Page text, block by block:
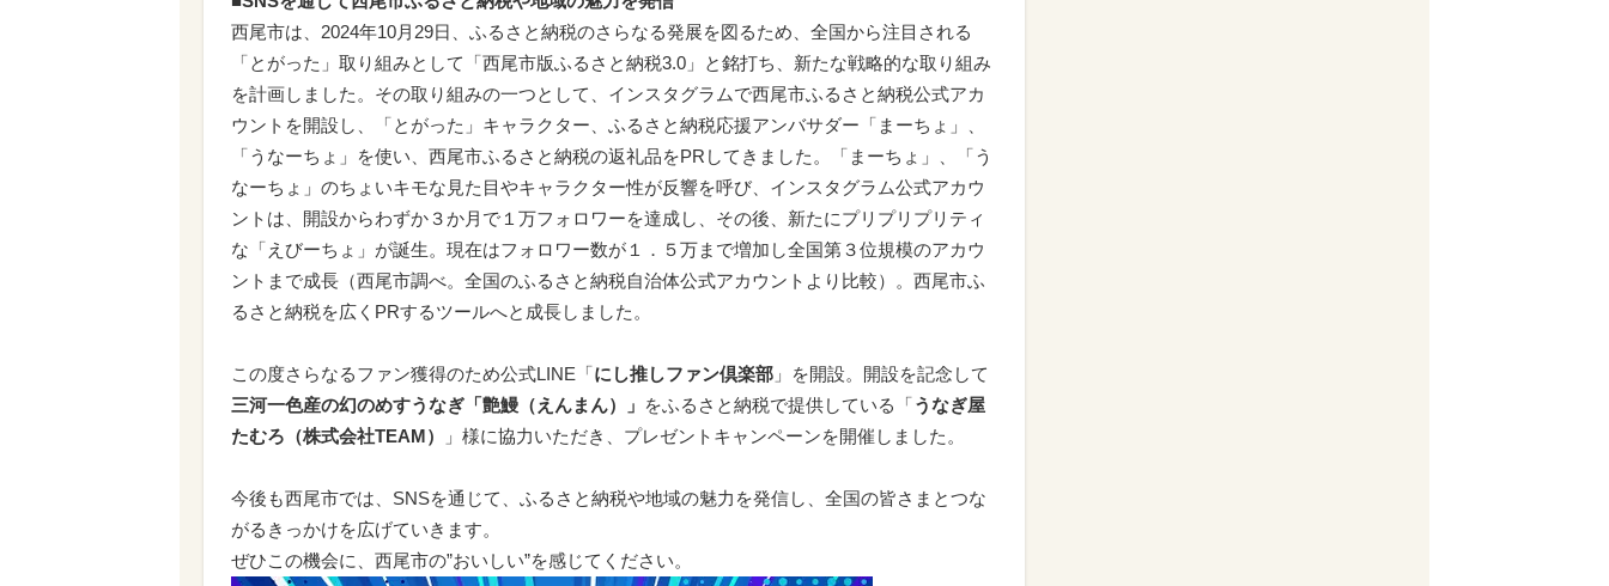
西尾市は、2024年10月29日、ふるさと納税のさらなる発展を図るため、全国から注目される
「とがった」取り組みとして「西尾市版ふるさと納税3.0」と銘打ち、新たな戦略的な取り組み
を計画しました。その取り組みの一つとして、インスタグラムで西尾市ふるさと納税公式アカ
ウントを開設し、「とがった」キャラクター、ふるさと納税応援アンバサダー「まーちょ」、
「うなーちょ」を使い、西尾市ふるさと納税の返礼品をPRしてきました。「まーちょ」、「う
なーちょ」のちょいキモな見た目やキャラクター性が反響を呼び、インスタグラム公式アカウ
ントは、開設からわずか３か月で１万フォロワーを達成し、その後、新たにプリプリプリティ
な「えびーちょ」が誕生。現在はフォロワー数が１．５万まで増加し全国第３位規模のアカウ
ントまで成長（西尾市調べ。全国のふるさと納税自治体公式アカウントより比較）。西尾市ふ
るさと納税を広くPRするツールへと成長しました。
この度さらなるファン獲得のため公式LINE「にし推しファン倶楽部 」を開設。開設を記念して
三河一色産の幻のめすうなぎ「艶鰻（えんまん）」 をふるさと納税で提供している「うなぎ屋
たむろ（株式会社TEAM）
」様に協力いただき、プレゼントキャンペーンを開催しました。
今後も西尾市では、SNSを通じて、ふるさと納税や地域の魅力を発信し、全国の皆さまとつな
がるきっかけを広げていきます。
ぜひこの機会に、西尾市の”おいしい”を感じてください。